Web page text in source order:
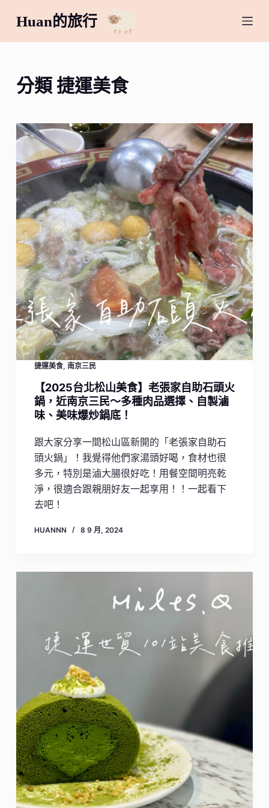
跳
至
主
內
容
Huan的旅行
分類捷運美食
捷運美食, 南京三民
【2025台北松山美食】老張家自助石頭火
鍋，近南京三民～多種肉品選擇、自製滷
味、美味爆炒鍋底！
跟大家分享一間松山區新開的「老張家自助石
頭火鍋」！我覺得他們家湯頭好喝，食材也很
多元，特別是滷大腸很好吃！用餐空間明亮乾
淨，很適合跟親朋好友一起享用！！一起看下
去吧！
HUANNN 8 9 月, 2024